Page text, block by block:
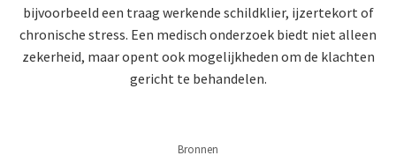
bijvoorbeeld een traag werkende schildklier, ijzertekort of
chronische stress. Een medisch onderzoek biedt niet alleen
zekerheid, maar opent ook mogelijkheden om de klachten
gericht te behandelen.
Bronnen